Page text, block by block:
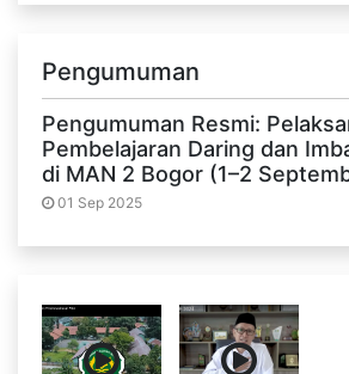
Pengumuman
Pengumuman Resmi:
Pembelajaran Daring dan
di MAN 2 Bogor (1–2
01 Sep 2025